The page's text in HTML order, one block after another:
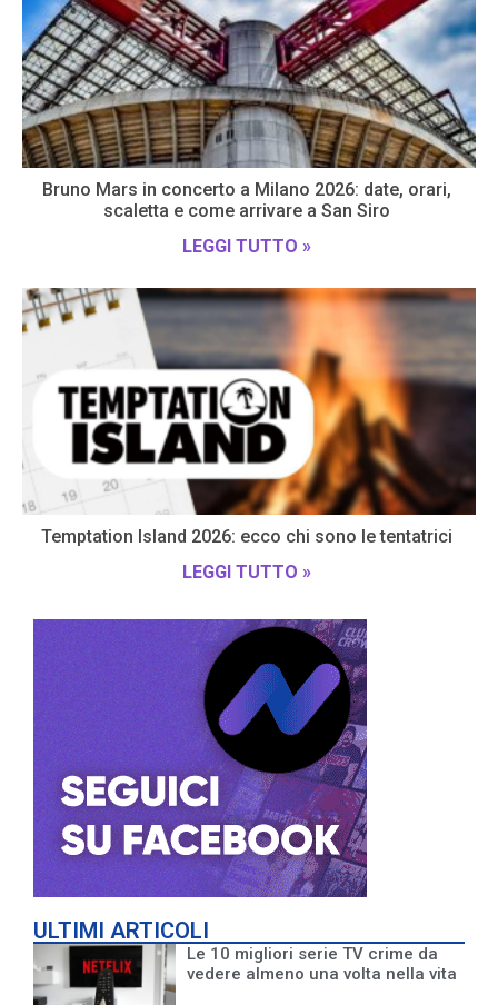
Bruno Mars in concerto a Milano 2026: date, orari,
scaletta e come arrivare a San Siro
LEGGI TUTTO »
Temptation Island 2026: ecco chi sono le tentatrici
LEGGI TUTTO »
ULTIMI ARTICOLI
Le 10 migliori serie TV crime da
vedere almeno una volta nella vita